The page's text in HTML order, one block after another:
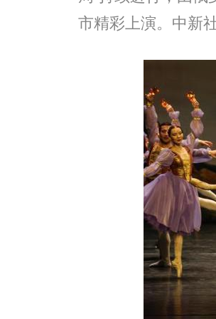
市精彩上演。中新